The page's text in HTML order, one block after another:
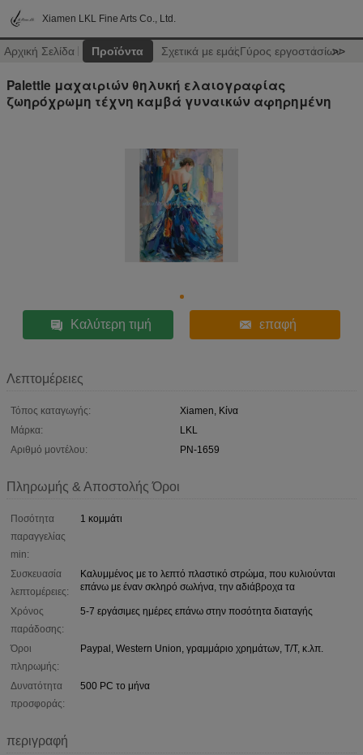
Xiamen LKL Fine Arts Co., Ltd.
Αρχική Σελίδα Προϊόντα Σχετικά με εμάςΓύρος εργοστασίων
>>
Palettle μαχαιριών θηλυκή ελαιογραφίας
ζωηρόχρωμη τέχνη καμβά γυναικών αφηρημένη
Καλύτερη τιμή επαφή
Λεπτομέρειες
Τόπος καταγωγής:
Xiamen, Κίνα
Μάρκα:
LKL
Αριθμό μοντέλου:
PN-1659
Πληρωμής & Αποστολής Όροι
Ποσότητα
παραγγελίας
min:
1 κομμάτι
Συσκευασία
λεπτομέρειες:
Καλυμμένος με το λεπτό πλαστικό στρώμα, που κυλιούνται
επάνω με έναν σκληρό σωλήνα, την αδιάβροχα τα
Χρόνος
παράδοσης:
5-7 εργάσιμες ημέρες επάνω στην ποσότητα διαταγής
Όροι
πληρωμής:
Paypal, Western Union, γραμμάριο χρημάτων, T/T, κ.λπ.
Δυνατότητα
προσφοράς:
500 PC το μήνα
περιγραφή